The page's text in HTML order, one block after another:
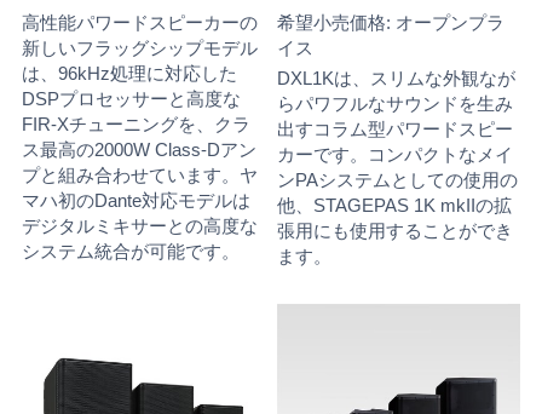
高性能パワードスピーカーの
新しいフラッグシップモデル
は、96kHz処理に対応した
DSPプロセッサーと高度な
FIR-Xチューニングを、クラ
ス最高の2000W Class-Dアン
プと組み合わせています。ヤ
マハ初のDante対応モデルは
デジタルミキサーとの高度な
システム統合が可能です。
希望小売価格: オープンプラ
イス
DXL1Kは、スリムな外観なが
らパワフルなサウンドを生み
出すコラム型パワードスピー
カーです。コンパクトなメイ
ンPAシステムとしての使用の
他、STAGEPAS 1K mkIIの拡
張用にも使用することができ
ます。